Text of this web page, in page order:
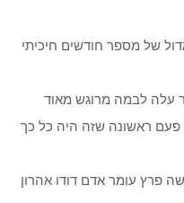
של מספר חודשים חיכיתי
עלה לבמה מרוגש מאוד
ראשונה שזה היה כל כך
פרץ עומר אדם דודו אהרון